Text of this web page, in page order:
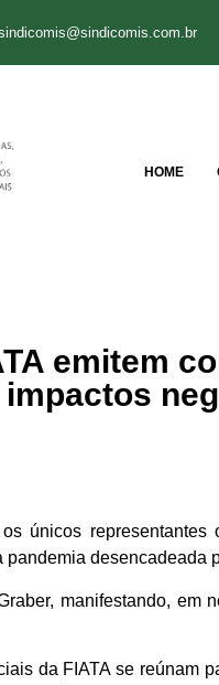
HOME
emitem
únicos
desencadeada
manifestando,
da FIATA se reúnam